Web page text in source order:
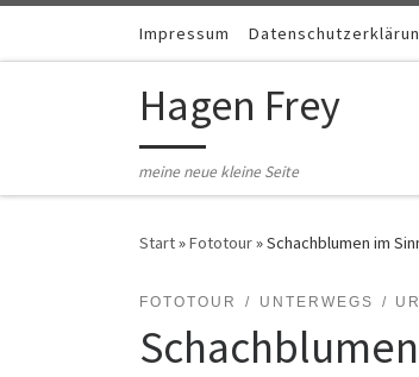
Zum Inhalt springenImpressum
Hagen Frey
meine neue kleine Seite
Start»Fototour»Schachblumen im
FOTOTOUR UNTERWEGS